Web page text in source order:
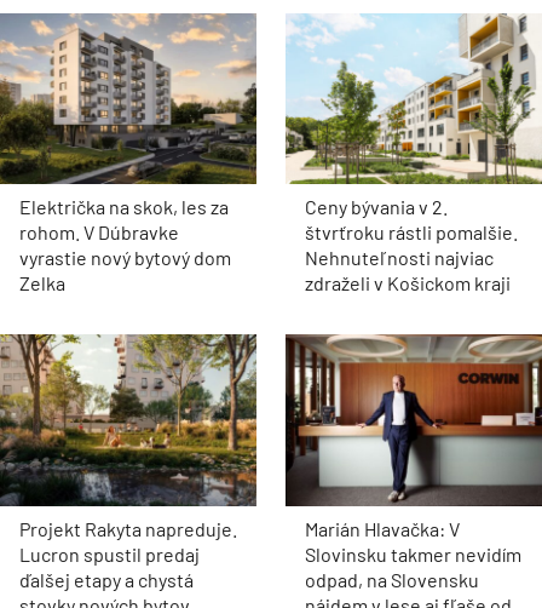
Električka na skok, les za
rohom. V Dúbravke
vyrastie nový bytový dom
Zelka
Ceny bývania v 2.
štvrťroku rástli pomalšie.
Nehnuteľnosti najviac
zdraželi v Košickom kraji
Projekt Rakyta napreduje.
Lucron spustil predaj
ďalšej etapy a chystá
Marián Hlavačka: V
Slovinsku takmer nevidím
odpad, na Slovensku